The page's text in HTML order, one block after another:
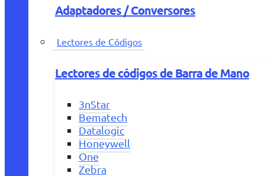
Adaptadores / Conversores
Lectores de Códigos
Lectores de códigos de Barra de Mano
3nStar
Bematech
Datalogic
Honeywell
One
Zebra